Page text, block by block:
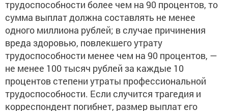
трудоспособности более чем на 90 процентов, то
сумма выплат должна составлять не менее
одного миллиона рублей; в случае причинения
вреда здоровью, повлекшего утрату
трудоспособности менее чем на 90 процентов, —
не менее 100 тысяч рублей за каждые 10
процентов степени утраты профессиональной
трудоспособности. Если случится трагедия и
корреспондент погибнет, размер выплат его